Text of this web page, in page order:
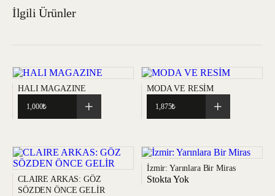
İlgili Ürünler
HALI MAGAZINE
1,000₺
MODA VE RESİM
1,875₺
CLAIRE ARKAS: GÖZ
SÖZDEN ÖNCE GELİR
İzmir: Yarınlara Bir Miras
Stokta Yok